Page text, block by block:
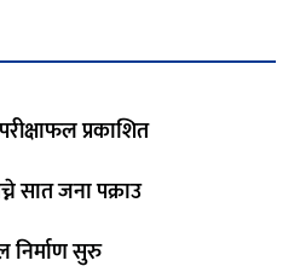
प्रकाशित
सात जना पक्राउ
निर्माण सुरु